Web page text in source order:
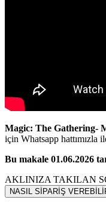
Magic: The Gathering-
için Whatsapp hattımızla
Bu makale 01.06.2026
AKLINIZA TAKILAN
NASIL SİPARİŞ